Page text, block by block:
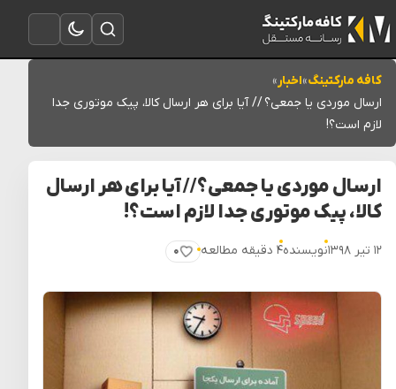
باز کردن منو
تغییر به حالت تاریک
باز کردن جستجو
کافه مارکتینگ»اخبار»
ارسال موردی یا جمعی؟ // آیا برای هر ارسال کالا، پیک موتوری جدا
لازم است؟!
ارسال موردی یا جمعی؟ // آیا برای هر ارسال
کالا، پیک موتوری جدا لازم است؟!
۱۲ تیر ۱۳۹۸ نویسنده۴ دقیقه مطالعه ۰
پسندیدن